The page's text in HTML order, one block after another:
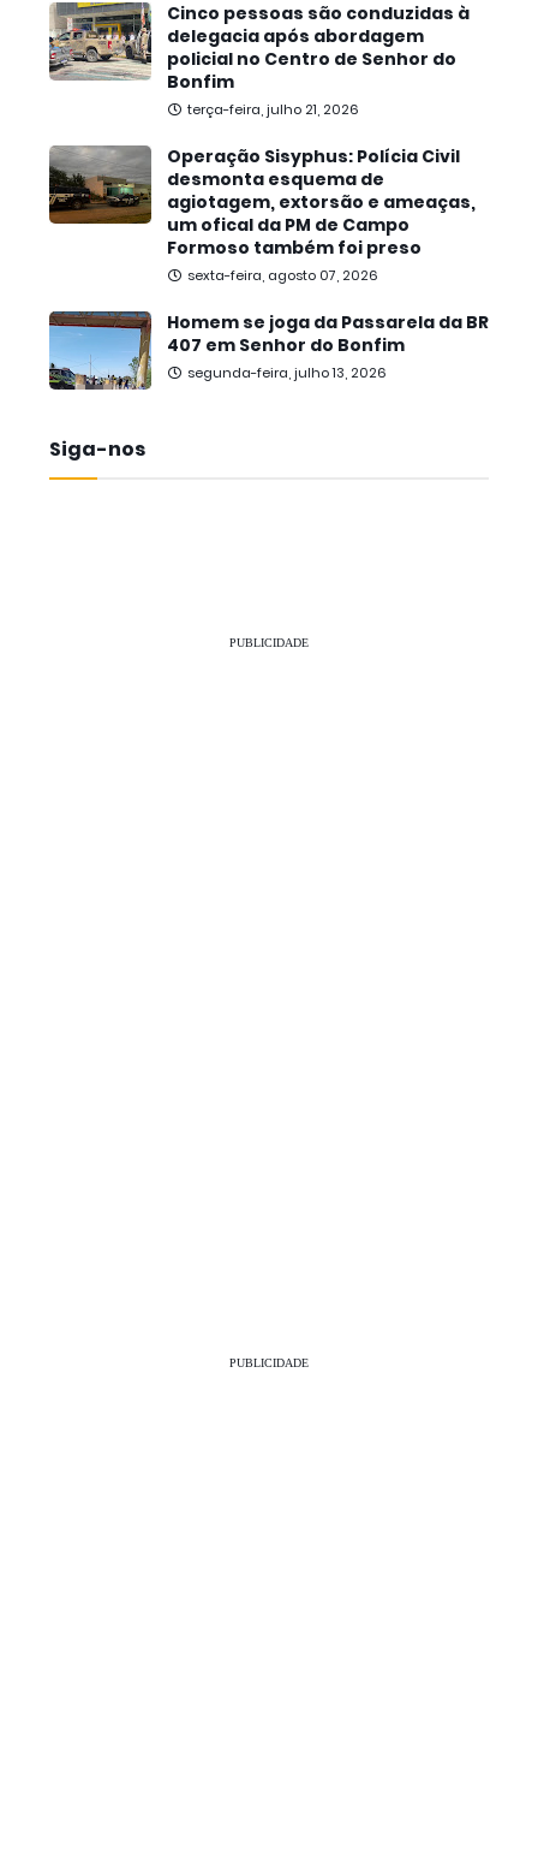
Cinco pessoas são conduzidas à
delegacia após abordagem
policial no Centro de Senhor do
Bonfim
terça-feira, julho 21, 2026
Operação Sisyphus: Polícia Civil
desmonta esquema de
agiotagem, extorsão e ameaças,
um ofical da PM de Campo
Formoso também foi preso
sexta-feira, agosto 07, 2026
Homem se joga da Passarela da BR
407 em Senhor do Bonfim
segunda-feira, julho 13, 2026
Siga-nos
PUBLICIDADE
PUBLICIDADE